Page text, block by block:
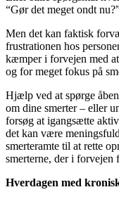
“Gør det meget ondt
Men det kan faktisk
frustrationen hos
kæmper i forvejen med
og for meget fokus på
Hjælp ved at spørge
om dine smerter – eller
forsøg at igangsætte
det kan være
smerteramte til at rette
smerterne, der i forvejen
Hverdagen med